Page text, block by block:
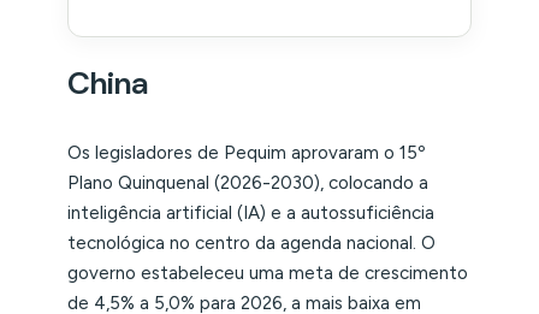
China
Os legisladores de Pequim aprovaram o 15º
Plano Quinquenal (2026-2030), colocando a
inteligência artificial (IA) e a autossuficiência
tecnológica no centro da agenda nacional. O
governo estabeleceu uma meta de crescimento
de 4,5% a 5,0% para 2026, a mais baixa em